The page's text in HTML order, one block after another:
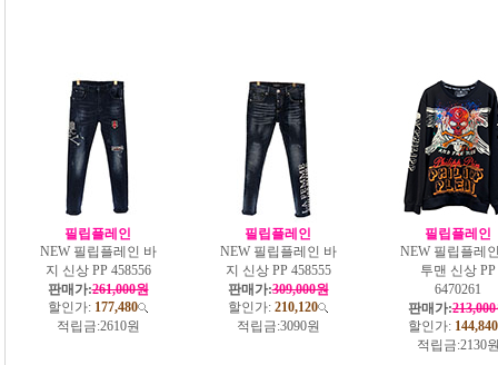
필립플레인
NEW 필립플레인 바
지 신상 PP 458556
판매가:261,000원
할인가: 177,480
적립금:2610원
필립플레인
NEW 필립플레인 바
지 신상 PP 458555
판매가:309,000원
할인가: 210,120
적립금:3090원
필립플레인
NEW 필립플레
투맨 신상 PP
6470261
판매가:
할인가: 144,840
적립금:2130